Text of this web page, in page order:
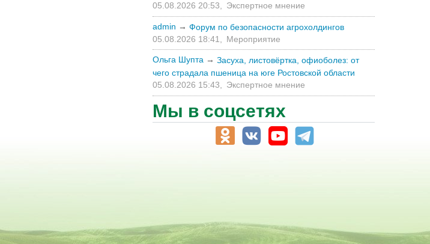
05.08.2026 20:53,
Экспертное мнение
admin → Форум по безопасности агрохолдингов
05.08.2026 18:41,
Мероприятие
Ольга Шупта → Засуха, листовёртка, офиоболез: от
чего страдала пшеница на юге Ростовской области
05.08.2026 15:43, Экспертное мнение
Мы в соцсетях